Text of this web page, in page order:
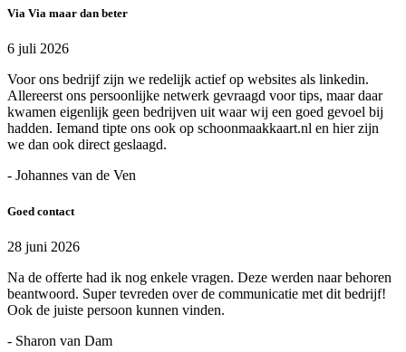
Via Via maar dan beter
6 juli 2026
Voor ons bedrijf zijn we redelijk actief op websites als linkedin.
Allereerst ons persoonlijke netwerk gevraagd voor tips, maar daar
kwamen eigenlijk geen bedrijven uit waar wij een goed gevoel bij
hadden. Iemand tipte ons ook op schoonmaakkaart.nl en hier zijn
we dan ook direct geslaagd.
- Johannes van de Ven
Goed contact
28 juni 2026
Na de offerte had ik nog enkele vragen. Deze werden naar behoren
beantwoord. Super tevreden over de communicatie met dit bedrijf!
Ook de juiste persoon kunnen vinden.
- Sharon van Dam